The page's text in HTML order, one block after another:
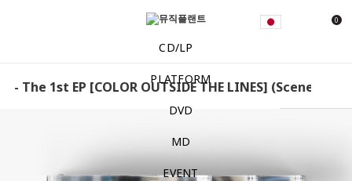
0
CD/LP
PLATFORM
DVD
MD
EVENT
1st EP [COLOR OUTSIDE THE LINES] (Scene 1 ver. /